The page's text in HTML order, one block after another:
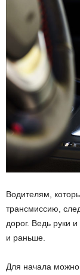
Водителям,
трансмиссию,
дорог. Ведь руки
и раньше.
Для начала можно